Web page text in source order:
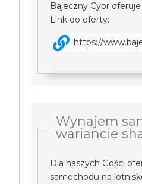
Bajeczny Cypr
Link do oferty:
https://
Wynajem
wariancie
Dla naszych Gości
samochodu na